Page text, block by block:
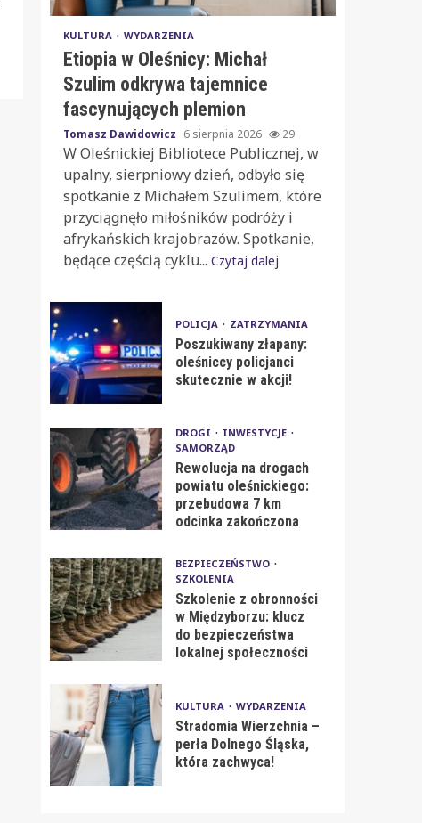
KULTURA WYDARZENIA
Etiopia w Oleśnicy: Michał
Szulim odkrywa tajemnice
fascynujących plemion
Tomasz Dawidowicz 6 sierpnia 2026 29
W Oleśnickiej Bibliotece Publicznej, w
upalny, sierpniowy dzień, odbyło się
spotkanie z Michałem Szulimem, które
przyciągnęło miłośników podróży i
afrykańskich krajobrazów. Spotkanie,
będące częścią cyklu... Czytaj dalej
POLICJA ZATRZYMANIA
Poszukiwany złapany:
oleśniccy policjanci
skutecznie w akcji!
DROGI
INWESTYCJE
SAMORZĄD
Rewolucja na drogach
powiatu oleśnickiego:
przebudowa 7 km
odcinka zakończona
BEZPIECZEŃSTWO
SZKOLENIA
Szkolenie z obronności
w Międzyborzu: klucz
do bezpieczeństwa
lokalnej społeczności
KULTURA WYDARZENIA
Stradomia Wierzchnia –
perła Dolnego Śląska,
która zachwyca!